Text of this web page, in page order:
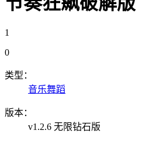
1
0
类型：
音乐舞蹈
版本：
v1.2.6 无限钻石版